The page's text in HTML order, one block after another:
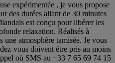
expérimentée , je vous propose
des durées allant de 30 minutes
est conçu pour libérer les
relaxation. Réalisés à
une atmosphère tamisée. Je vous
vous doivent être pris au moins
où SMS au +33 7 65 69 74 15